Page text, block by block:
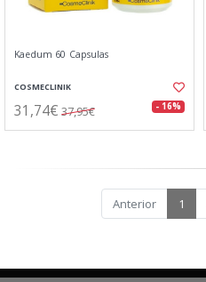
Kaedum 60 Capsulas
COSMECLINIK
31,74€ 37,95€ - 16%
Anterior 1